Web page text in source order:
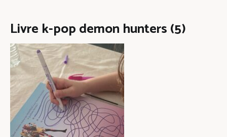
Livre k-pop demon hunters (5)